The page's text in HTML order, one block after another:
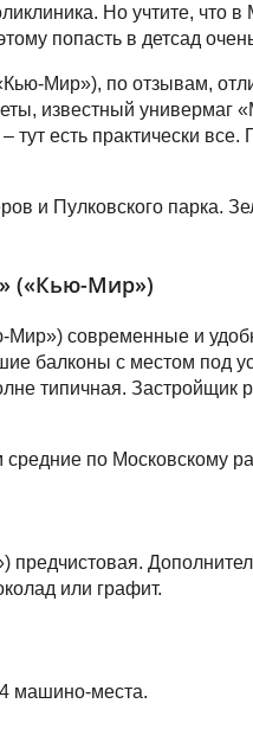
Но учтите, что
попасть в детсад
Мир»), по отзывам,
известный универмаг
есть практически все.
и Пулковского парка.
(«Кью-Мир»)
современные и
балконы с местом под
типичная. Застройщик
по Московскому
или графит.
машино-места.